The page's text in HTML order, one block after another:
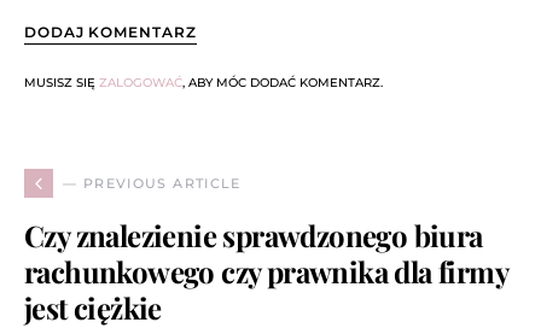
DODAJ KOMENTARZ
MUSISZ SIĘ ZALOGOWAĆ, ABY MÓC DODAĆ KOMENTARZ.
— PREVIOUS ARTICLE
Czy znalezienie sprawdzonego biura
rachunkowego czy prawnika dla firmy
jest ciężkie